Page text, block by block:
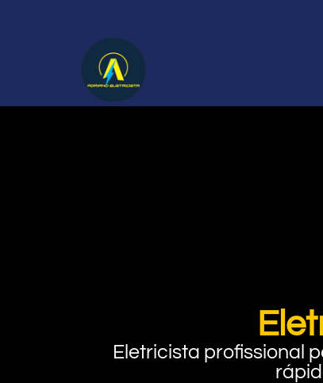
Eletricista profissional